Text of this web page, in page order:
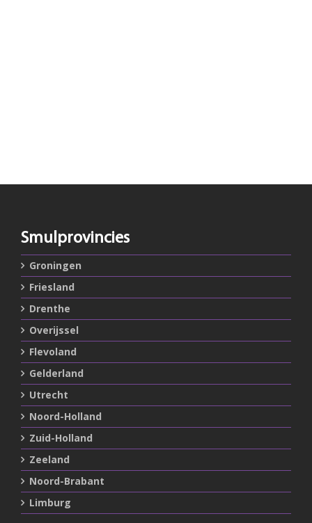
Smulprovincies
Groningen
Friesland
Drenthe
Overijssel
Flevoland
Gelderland
Utrecht
Noord-Holland
Zuid-Holland
Zeeland
Noord-Brabant
Limburg